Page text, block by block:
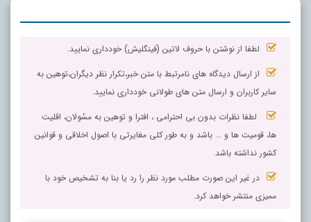
لطفا از نوشتن با حروف لاتین (فینگلیش) خودداری نمایید.
از ارسال دیدگاه های نامرتبط با متن خبر،تکرار نظر دیگران،توهین به
سایر کاربران و ارسال متن های طولانی خودداری نمایید.
لطفا نظرات بدون بی احترامی ، افترا و توهین به مسٔولان، اقلیت
ها، قومیت ها و ... باشد و به طور کلی مغایرتی با اصول اخلاقی و قوانین
کشور نداشته باشد.
در غیر این صورت مطلب مورد نظر را رد یا بنا به تشخیص خود با
ممیزی منتشر خواهد کرد.